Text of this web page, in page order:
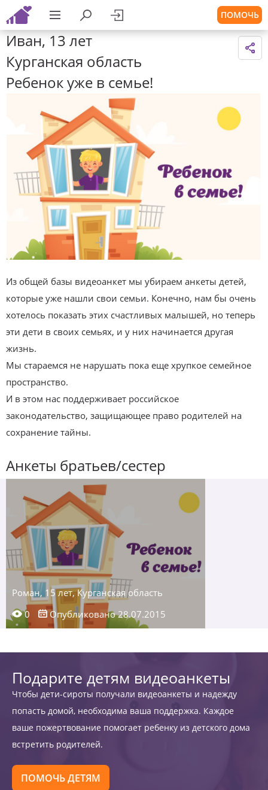
ПОМОЧЬ
Иван, 13 лет
Курганская область
Ребенок уже в семье!
Из общей базы видеоанкет мы убираем анкеты детей,
которые уже нашли свои семьи. Конечно, нам бы очень
хотелось показать этих счастливых малышей, но теперь
эти дети в своих семьях, и у них начинается другая
жизнь.
Мы стараемся не нарушать пока еще хрупкое семейное
пространство.
И в этом нас поддерживает российское
законодательство, защищающее право родителей на
сохранение тайны.
Анкеты братьев/сестер
Роман, 15 лет, Курганская область
0
Опубликовано 28.07.2015
Подарите детям видеоанкеты
Чтобы дети-сироты получали видеоанкеты и надежду
попасть домой, необходима ваша поддержка. Каждое
ваше пожертвование помогает ребенку из детского дома
встретить родителей.
ПОМОЧЬ ДЕТЯМ